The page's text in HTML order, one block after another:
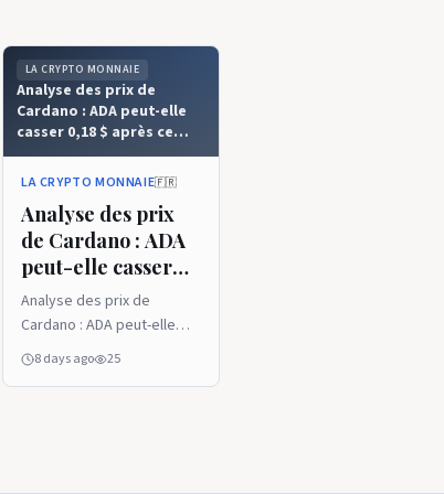
LA CRYPTO MONNAIE
Analyse des prix de
Cardano : ADA peut-elle
casser 0,18 $ après ce
rebond ? - La Crypto
Monnaie
LA CRYPTO MONNAIE🇫🇷
Analyse des prix
de Cardano : ADA
peut-elle casser
0,18 $ après ce
rebond ? - La
Crypto Monnaie
Analyse des prix de
Cardano : ADA peut-elle
casser 0,18 $ après ce
8 days ago 25